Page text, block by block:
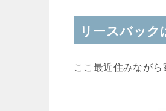
リースバック
ここ最近住みながら